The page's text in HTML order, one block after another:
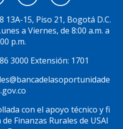
13A-15, Piso 21, Bogotá D.C.
a Viernes, de 8:00 a.m. a
p.m.
3000 Extensión: 1701
con el apoyo técnico y fi
Finanzas Rurales de USAI